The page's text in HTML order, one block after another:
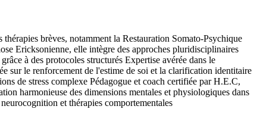
brèves, notamment la Restauration Somato-Psychique
Ericksonienne, elle intègre des approches pluridisciplinaires
à des protocoles structurés Expertise avérée dans le
sur le renforcement de l'estime de soi et la clarification identitaire
de stress complexe Pédagogue et coach certifiée par H.E.C,
harmonieuse des dimensions mentales et physiologiques dans
et thérapies comportementales